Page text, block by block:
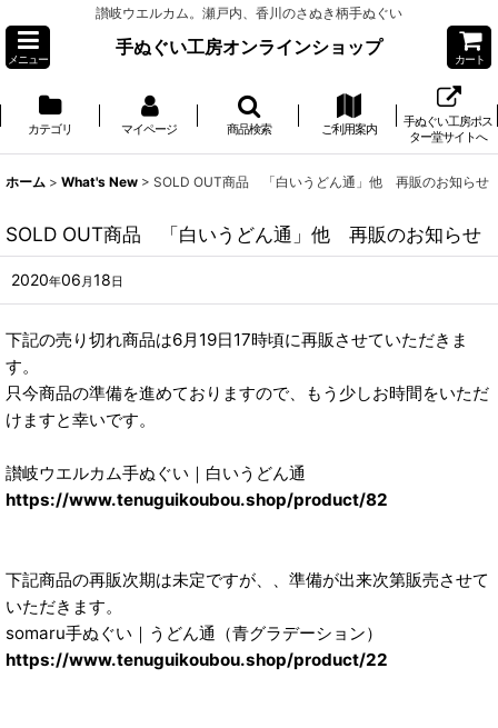
讃岐ウエルカム。瀬戸内、香川のさぬき柄手ぬぐい
メニュー
手ぬぐい工房オンラインショップ
カート
カテゴリ マイページ 商品検索 ご利用案内
手ぬぐい工房ポス
ター堂サイトへ
ホーム > What's New > SOLD OUT商品 「白いうどん通」他 再販のお知らせ
SOLD OUT商品 「白いうどん通」他 再販のお知らせ
2020年06 月18日
下記の売り切れ商品は6月19日17時頃に再販させていただきま
す。
只今商品の準備を進めておりますので、もう少しお時間をいただ
けますと幸いです。
讃岐ウエルカム手ぬぐい｜白いうどん通
https://www.tenuguikoubou.shop/product/82
下記商品の再販次期は未定ですが、、準備が出来次第販売させて
いただきます。
somaru手ぬぐい｜うどん通（青グラデーション）
https://www.tenuguikoubou.shop/product/22